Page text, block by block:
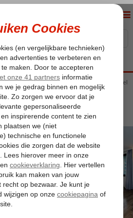
Tenerife Playa de las Americas Bitacora Hotel
-Hotel